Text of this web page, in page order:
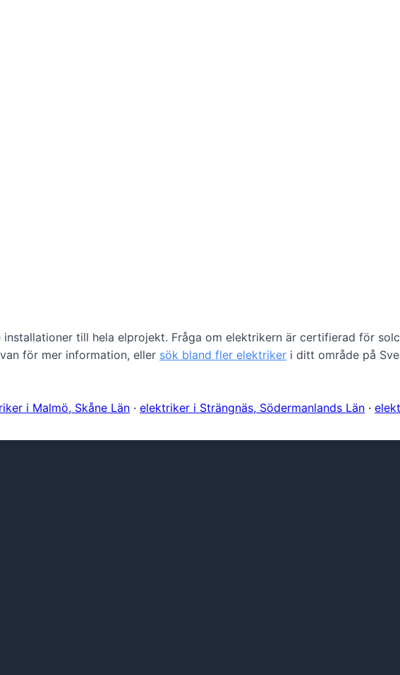
till hela elprojekt. Fråga om elektrikern är certifierad för
för mer information, eller sök bland fler elektriker i ditt område på
i Malmö, Skåne Län · elektriker i Strängnäs, Södermanlands Län ·